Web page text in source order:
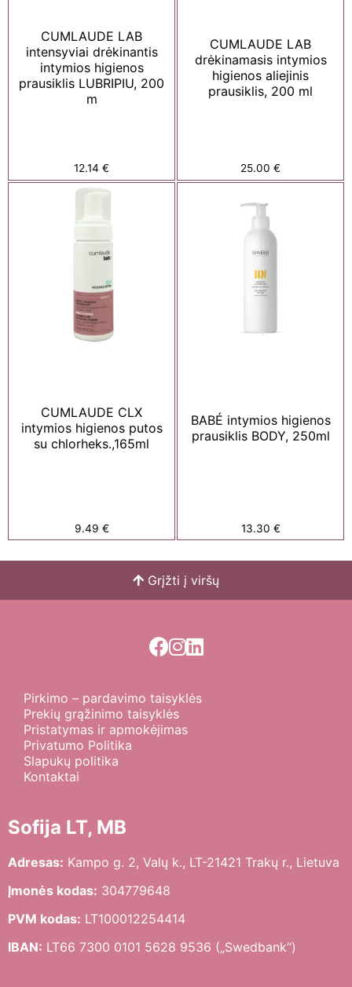
CUMLAUDE LAB
intensyviai drėkinantis
intymios higienos
prausiklis LUBRIPIU, 200
m
12.14 €
CUMLAUDE LAB
drėkinamasis intymios
higienos aliejinis
prausiklis, 200 ml
25.00 €
CUMLAUDE CLX
intymios higienos putos
su chlorheks.,165ml
9.49 €
BABÉ intymios higienos
prausiklis BODY, 250ml
13.30 €
Grįžti į viršų
Pirkimo – pardavimo taisyklės
Prekių grąžinimo taisyklės
Pristatymas ir apmokėjimas
Privatumo Politika
Slapukų politika
Kontaktai
Sofija LT, MB
Adresas: Kampo g. 2, Valų k., LT-21421 Trakų r., Lietuva
Įmonės kodas: 304779648
PVM kodas: LT100012254414
IBAN: LT66 7300 0101 5628 9536 („Swedbank“)